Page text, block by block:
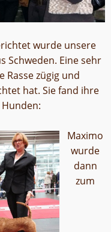
wurde unsere
Schweden. Eine sehr
Rasse zügig und
hat. Sie fand ihre
Maximo
wurde
dann
zum